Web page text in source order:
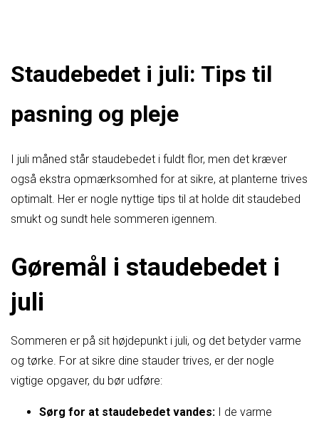
Staudebedet i juli: Tips til
pasning og pleje
I juli måned står staudebedet i fuldt flor, men det kræver
også ekstra opmærksomhed for at sikre, at planterne trives
optimalt. Her er nogle nyttige tips til at holde dit staudebed
smukt og sundt hele sommeren igennem.
Gøremål i staudebedet i
juli
Sommeren er på sit højdepunkt i juli, og det betyder varme
og tørke. For at sikre dine stauder trives, er der nogle
vigtige opgaver, du bør udføre:
Sørg for at staudebedet vandes: I de varme